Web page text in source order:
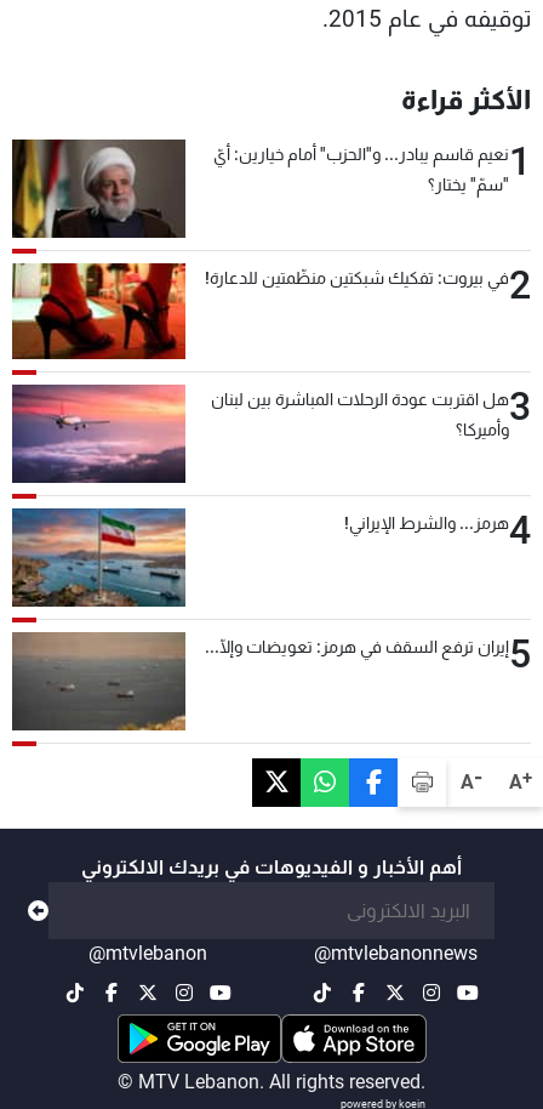
A+
A-
توقيفه في عام 2015.
الأكثر قراءة
1نعيم قاسم يبادر... و"الحزب" أمام خيارين: أيّ
"سمّ" يختار؟
2في بيروت: تفكيك شبكتين منظّمتين للدعارة!
3هل اقتربت عودة الرحلات المباشرة بين لبنان
وأميركا؟
4هرمز... والشرط الإيراني!
5إيران ترفع السقف في هرمز: تعويضات وإلّا...
أهم الأخبار و الفيديوهات في بريدك الالكتروني
@mtvlebanonnews
@mtvlebanon
© MTV Lebanon. All rights reserved.
powered by koein